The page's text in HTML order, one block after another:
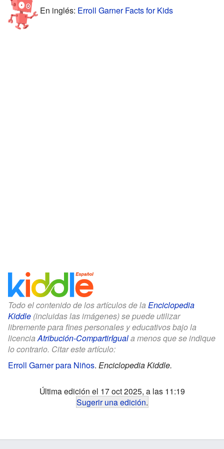
En inglés: Erroll Garner Facts for Kids
Todo el contenido de los artículos de la Enciclopedia
Kiddle (incluidas las imágenes) se puede utilizar
libremente para fines personales y educativos bajo la
licenciaAtribución-CompartirIguala menos que se indique
lo contrario. Citar este artículo:
Erroll Garner para Niños. Enciclopedia Kiddle.
Última edición el 17 oct 2025, a las 11:19
Sugerir una edición.